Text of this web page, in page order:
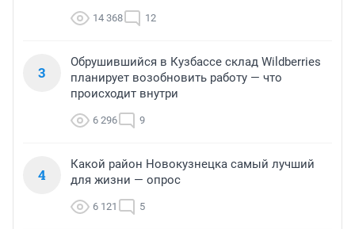
14 368 12
3
Обрушившийся в Кузбассе склад Wildberries
планирует возобновить работу — что
происходит внутри
6 296 9
4
Какой район Новокузнецка самый лучший
для жизни — опрос
6 121 5